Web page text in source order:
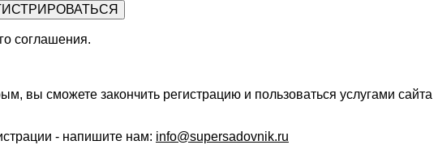
соглашения.
вы сможете закончить регистрацию и пользоваться услугами сайта
- напишите нам: info@supersadovnik.ru